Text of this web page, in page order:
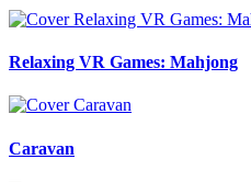
Relaxing VR Games: Mahjong
Caravan